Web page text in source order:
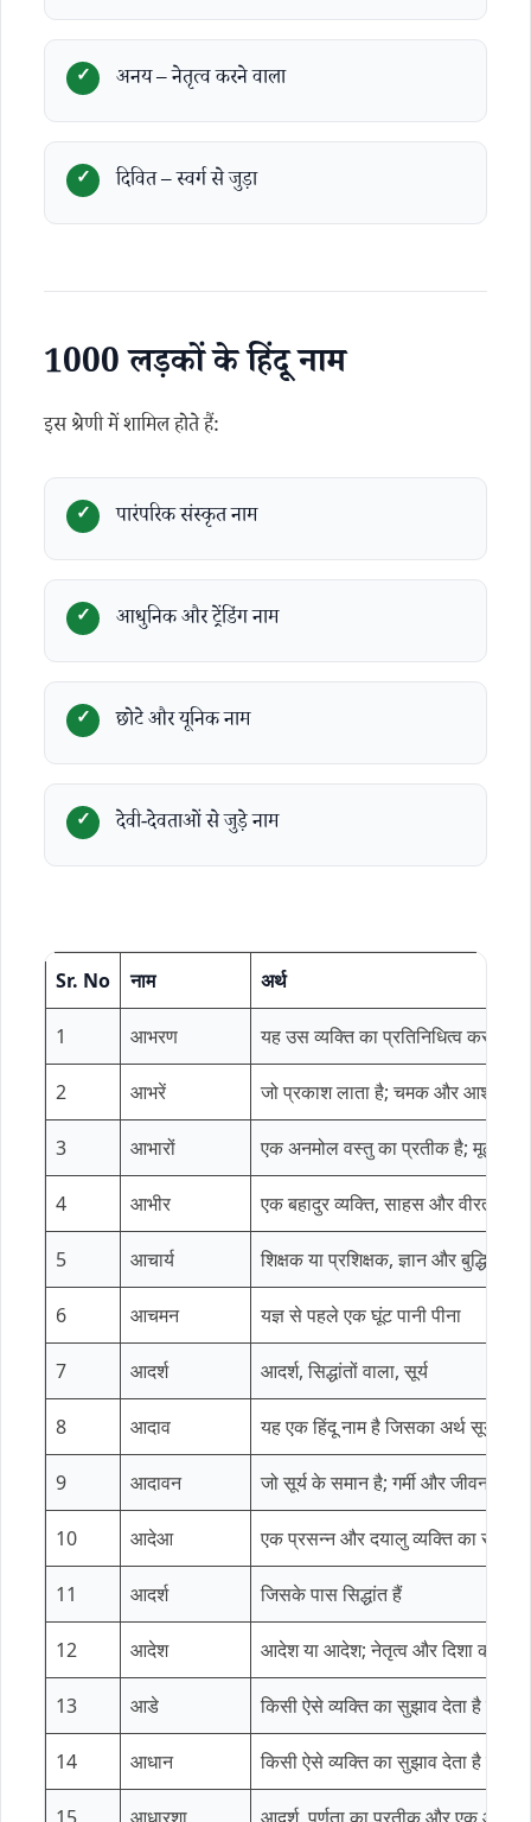
अनय – नेतृत्व करने वाला
दिवित – स्वर्ग से जुड़ा
1000 लड़कों के हिंदू नाम
इस श्रेणी में शामिल होते हैं:
पारंपरिक संस्कृत नाम
आधुनिक और ट्रेंडिंग नाम
छोटे और यूनिक नाम
देवी-देवताओं से जुड़े नाम
Sr. No नाम अर्थ
1 आभरण यह उस व्यक्ति का प्रतिनिधित्व
2 आभरें जो प्रकाश लाता है; चमक और आशा का
3 आभारों एक अनमोल वस्तु का प्रतीक है; मूल्य और
4 आभीर एक बहादुर व्यक्ति, साहस और वीरता का
5 आचार्य शिक्षक या प्रशिक्षक, ज्ञान और बुद्धि का
6 आचमन यज्ञ से पहले एक घूंट पानी पीना
7 आदर्श आदर्श, सिद्धांतों वाला, सूर्य
8 आदाव यह एक हिंदू नाम है जिसका अर्थ सूर्य है
9 आदावन जो सूर्य के समान है; गर्मी और जीवन
10 आदेआ एक प्रसन्न और दयालु व्यक्ति का संकेत
11 आदर्श जिसके पास सिद्धांत हैं
12 आदेश आदेश या आदेश; नेतृत्व और दिशा का
13 आडे किसी ऐसे व्यक्ति का सुझाव देता है जो
14 आधान किसी ऐसे व्यक्ति का सुझाव देता है जो